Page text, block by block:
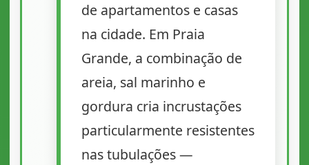
de apartamentos e casas
na cidade. Em Praia
Grande, a combinação de
areia, sal marinho e
gordura cria incrustações
particularmente resistentes
nas tubulações —